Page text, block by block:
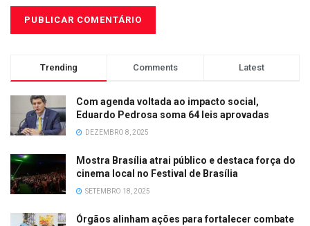
Trending Comments Latest
Com agenda voltada ao impacto social,
Eduardo Pedrosa soma 64 leis aprovadas
DEZEMBRO 8, 2025
Mostra Brasília atrai público e destaca força do
cinema local no Festival de Brasília
SETEMBRO 18, 2025
Órgãos alinham ações para fortalecer combate